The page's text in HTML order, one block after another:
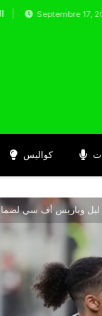
17, 2024
كواليس
ليل وباريس أف سي